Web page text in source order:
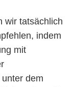
wir tatsächlich
indem
mit
dem